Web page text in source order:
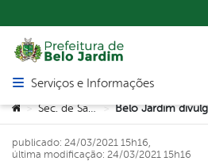
Abrir menu principal de navegação
Serviços e Informações
Você está aqui:
> Sec. de Saúde >
publicado: 24/03/2021 15h16,
última modificação: 24/03/2021 15h16